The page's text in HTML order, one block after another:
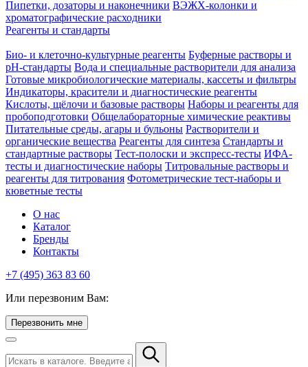
Пипетки, дозаторы и наконечники ВЭЖХ-колонки и
хроматографические расходники
Реагенты и стандарты
Био- и клеточно-культурные реагенты Буферные растворы и
pH-стандарты Вода и специальные растворители для анализа
Готовые микробиологические материалы, кассеты и фильтры
Индикаторы, красители и диагностические реагенты
Кислоты, щёлочи и базовые растворы Наборы и реагенты для
пробоподготовки Общелабораторные химические реактивы
Питательные среды, агары и бульоны Растворители и
органические вещества Реагенты для синтеза Стандарты и
стандартные растворы Тест-полоски и экспресс-тесты ИФА-
тесты и диагностические наборы Титровальные растворы и
реагенты для титрования Фотометрические тест-наборы и
кюветные тесты
О нас
Каталог
Бренды
Контакты
+7 (495) 363 83 60
Или перезвоним Вам:
Перезвонить мне